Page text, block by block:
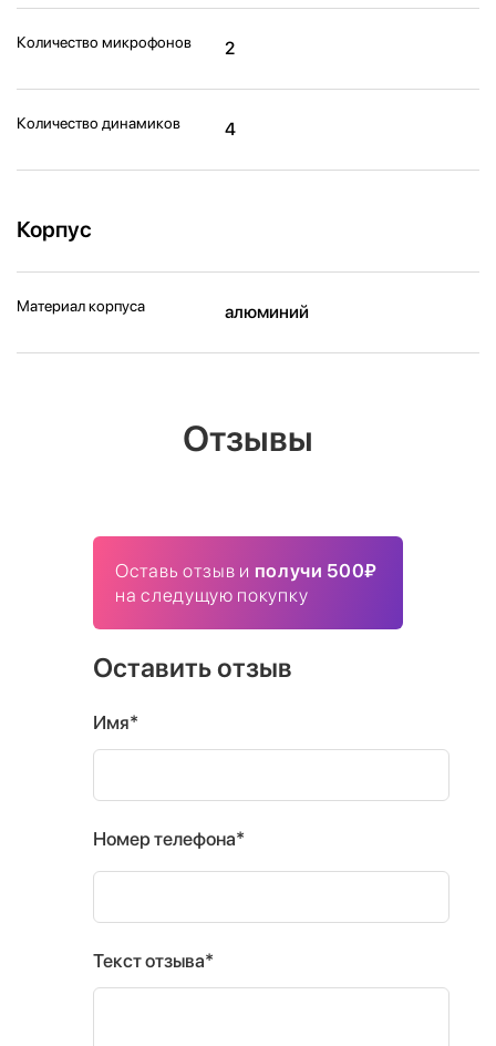
Количество микрофонов 2
Количество динамиков 4
Корпус
Материал корпуса алюминий
Отзывы
Оставь отзыв и получи 500₽
на следущую покупку
Оставить отзыв
Имя*
Номер телефона*
Текст отзыва*